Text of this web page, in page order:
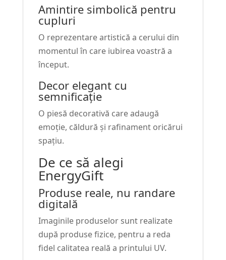
Amintire simbolică pentru
cupluri
O reprezentare artistică a cerului din
momentul în care iubirea voastră a
început.
Decor elegant cu
semnificație
O piesă decorativă care adaugă
emoție, căldură și rafinament oricărui
spațiu.
De ce să alegi
EnergyGift
Produse reale, nu randare
digitală
Imaginile produselor sunt realizate
după produse fizice, pentru a reda
fidel calitatea reală a printului UV.